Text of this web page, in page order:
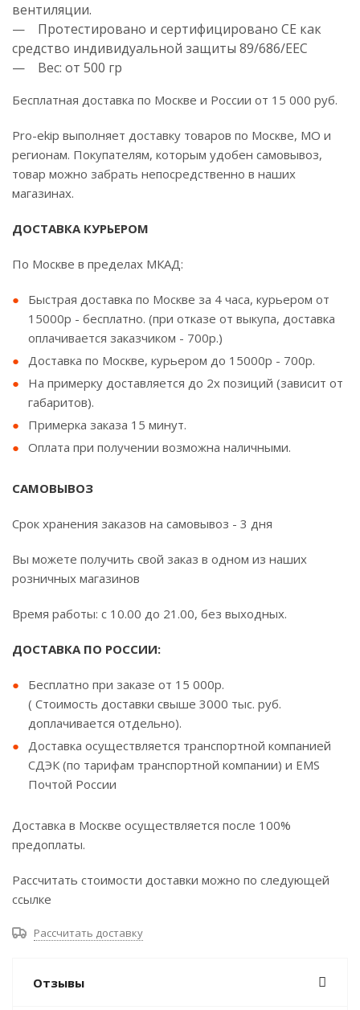
вентиляции.
— Протестировано и сертифицировано CE как
средство индивидуальной защиты 89/686/EEC
— Вес: от 500 гр
Бесплатная доставка по Москве и России от 15 000 руб.
Pro-ekip выполняет доставку товаров по Москве, МО и
регионам. Покупателям, которым удобен самовывоз,
товар можно забрать непосредственно в наших
магазинах.
ДОСТАВКА КУРЬЕРОМ
По Москве в пределах МКАД:
Быстрая доставка по Москве за 4 часа, курьером от
15000р - бесплатно. (при отказе от выкупа, доставка
оплачивается заказчиком - 700р.)
Доставка по Москве, курьером до 15000р - 700р.
На примерку доставляется до 2х позиций (зависит от
габаритов).
Примерка заказа 15 минут.
Оплата при получении возможна наличными.
САМОВЫВОЗ
Срок хранения заказов на самовывоз - 3 дня
Вы можете получить свой заказ в одном из наших
розничных магазинов
Время работы: с 10.00 до 21.00, без выходных.
ДОСТАВКА ПО РОССИИ:
Бесплатно при заказе от 15 000р.
( Стоимость доставки свыше 3000 тыс. руб.
доплачивается отдельно).
Доставка осуществляется транспортной компанией
СДЭК (по тарифам транспортной компании) и EMS
Почтой России
Доставка в Москве осуществляется после 100%
предоплаты.
Рассчитать стоимости доставки можно по следующей
ссылке
Рассчитать доставку
Отзывы